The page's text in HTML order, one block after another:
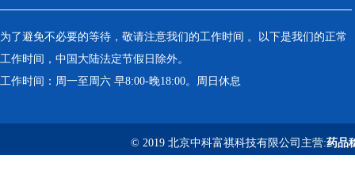
为了避免不必要的等待，敬请注意我们的工作时间 。以下是我们的正常
工作时间，中国大陆法定节假日除外。
工作时间：周一至周六 早8:00-晚18:00。周日休息
© 2019 北京中科富祺科技有限公司主营:药品